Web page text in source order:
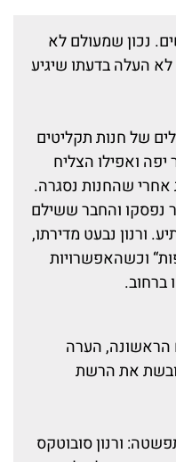
נכון שמעולם לא
העלה בדעתו שיגיע
של חנות תקליטים
יפה ואפילו הצליח
שהחנות נסגרה.
נפסקו והחבר ששילם
ורנון נבעט מדירתו,
וכשהאפשרויות
הראשונה, הערה
את הרשת
ורנון סובוטקס